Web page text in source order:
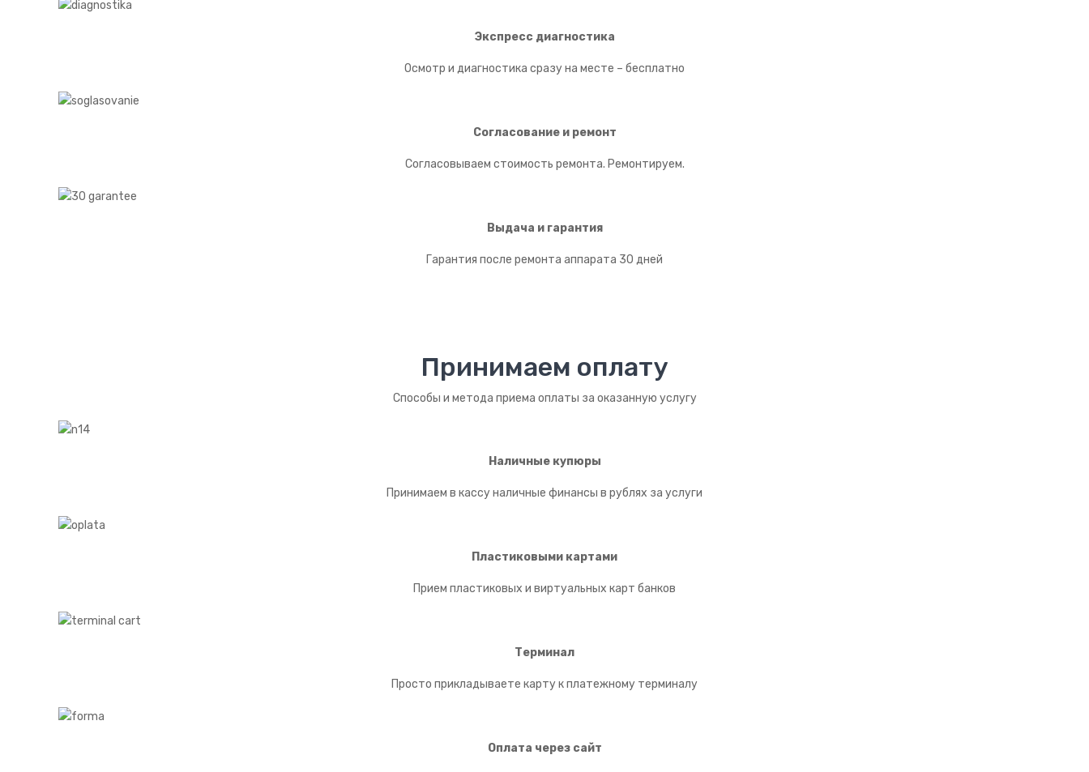
Экспресс диагностика
Осмотр и диагностика сразу на месте – бесплатно
Согласование и ремонт
Согласовываем стоимость ремонта. Ремонтируем.
Выдача и гарантия
Гарантия после ремонта аппарата 30 дней
Принимаем оплату
Способы и метода приема оплаты за оказанную услугу
Наличные купюры
Принимаем в кассу наличные финансы в рублях за услуги
Пластиковыми картами
Прием пластиковых и виртуальных карт банков
Терминал
Просто прикладываете карту к платежному терминалу
Оплата через сайт